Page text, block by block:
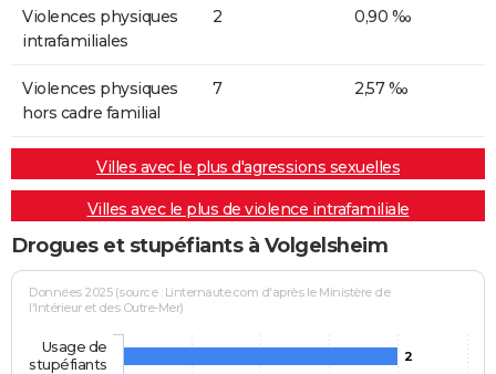
Violences physiques
intrafamiliales
2 0,90 ‰
Violences physiques
hors cadre familial
7 2,57 ‰
Villes avec le plus d'agressions sexuelles
Villes avec le plus de violence intrafamiliale
Drogues et stupéfiants à Volgelsheim
Données 2025 (source : Linternaute.com d'après le Ministère de
l'Intérieur et des Outre-Mer)
2
Usage de
stupéfiants